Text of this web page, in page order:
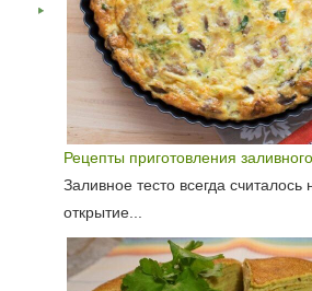
Рецепты приготовления
Заливное тесто всегда
открытие...